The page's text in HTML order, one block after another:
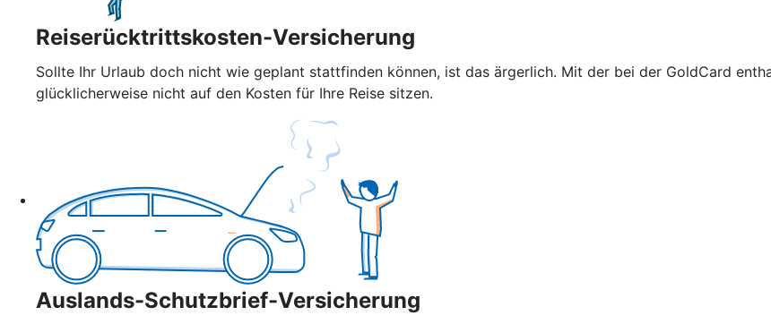
Reiserücktrittskosten-Versicherung
Sollte Ihr Urlaub doch nicht wie geplant stattfinden können, ist das ärgerlich. Mit der bei der GoldCard
glücklicherweise nicht auf den Kosten für Ihre Reise sitzen.
Auslands-Schutzbrief-Versicherung